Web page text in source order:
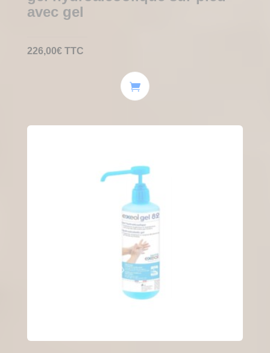
avec gel
226,00€ TTC